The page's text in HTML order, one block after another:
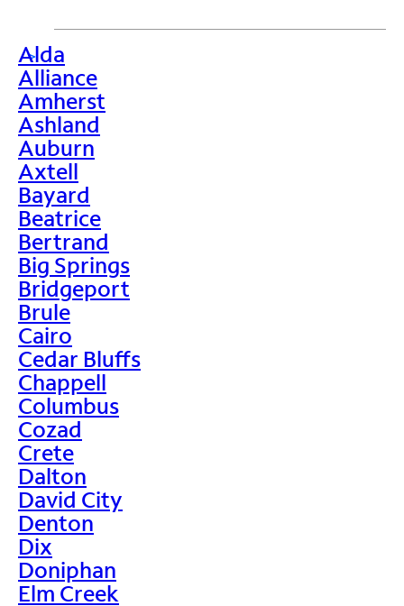
>
Alda
Alliance
Amherst
Ashland
Auburn
Axtell
Bayard
Beatrice
Bertrand
Big Springs
Bridgeport
Brule
Cairo
Cedar Bluffs
Chappell
Columbus
Cozad
Crete
Dalton
David City
Denton
Dix
Doniphan
Elm Creek